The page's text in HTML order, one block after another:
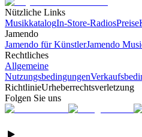
Nützliche Links
MusikkatalogIn-Store-RadiosPreise
Jamendo
Jamendo für KünstlerJamendo
Rechtliches
Allgemeine
Nutzungsbedingungen
RichtlinieUrheberrechtsverletzung
Folgen Sie uns